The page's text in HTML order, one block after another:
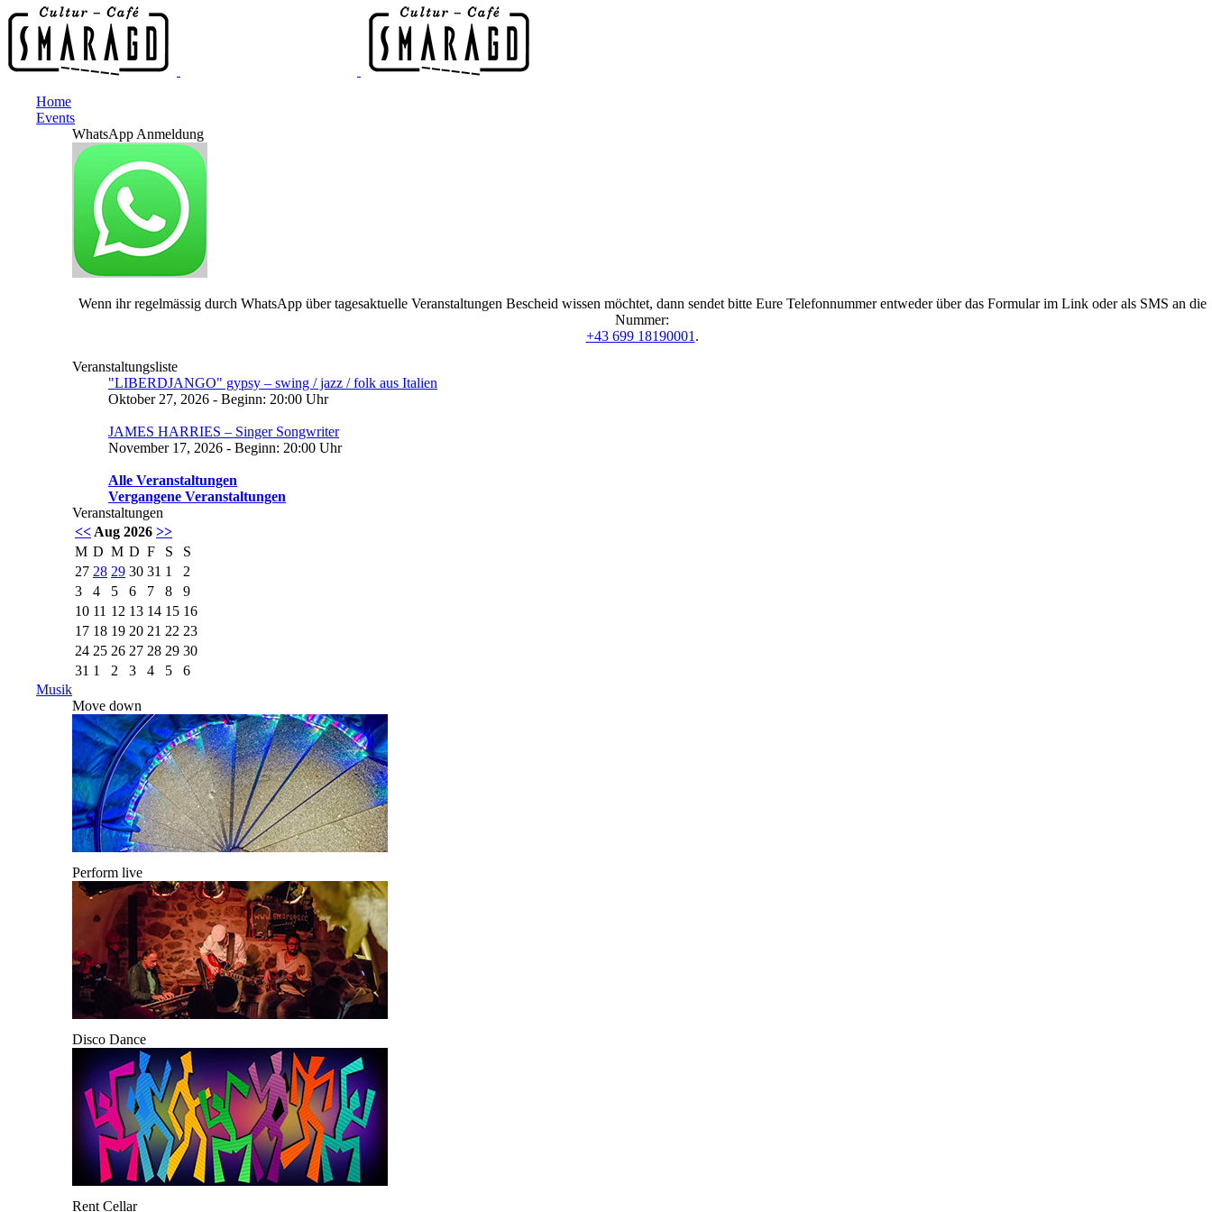
Home
Events
WhatsApp Anmeldung
Wenn ihr regelmässig durch WhatsApp über tagesaktuelle Veranstaltungen Bescheid wissen möchtet, dann sendet bitte Eure Telefonnummer entweder über das Formular im Link oder als SMS an die
Nummer:
+43 699 18190001 .
Veranstaltungsliste
"LIBERDJANGO" gypsy – swing / jazz / folk aus Italien
Oktober 27, 2026 - Beginn: 20:00 Uhr
JAMES HARRIES – Singer Songwriter
November 17, 2026 - Beginn: 20:00 Uhr
Alle Veranstaltungen
Vergangene Veranstaltungen
Veranstaltungen
<< Aug 2026 >>
M D M D F S
S
27 28 29 30 31 1
2
3
4 5 6 7 8
9
10 11 12 13 14 15 16
17 18 19 20 21 22 23
24 25 26 27 28 29 30
31 1 2 3 4 5
6
Musik
Move down
Perform live
Disco Dance
Rent Cellar